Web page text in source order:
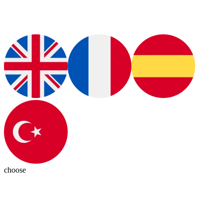
choose